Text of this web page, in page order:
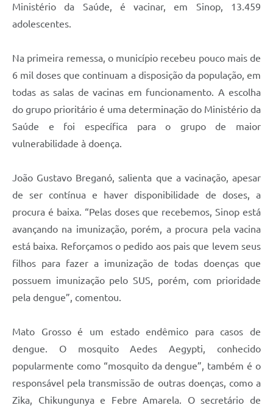
Ministério da Saúde, é vacinar, em Sinop, 13.459
adolescentes.
Na primeira remessa, o município recebeu pouco mais de
6 mil doses que continuam a disposição da população, em
todas as salas de vacinas em funcionamento. A escolha
do grupo prioritário é uma determinação do Ministério da
Saúde e foi específica para o grupo de maior
vulnerabilidade à doença.
João Gustavo Breganó, salienta que a vacinação, apesar
de ser contínua e haver disponibilidade de doses, a
procura é baixa. “Pelas doses que recebemos, Sinop está
avançando na imunização, porém, a procura pela vacina
está baixa. Reforçamos o pedido aos pais que levem seus
filhos para fazer a imunização de todas doenças que
possuem imunização pelo SUS, porém, com prioridade
pela dengue”, comentou.
Mato Grosso é um estado endêmico para casos de
dengue. O mosquito Aedes Aegypti, conhecido
popularmente como “mosquito da dengue”, também é o
responsável pela transmissão de outras doenças, como a
Zika, Chikungunya e Febre Amarela. O secretário de